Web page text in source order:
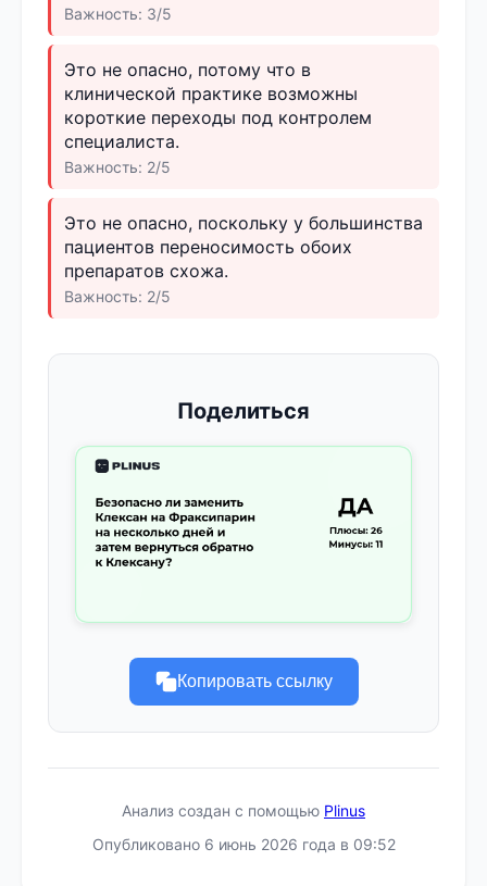
Важность: 3/5
Это не опасно, потому что в
клинической практике возможны
короткие переходы под контролем
специалиста.
Важность: 2/5
Это не опасно, поскольку у большинства
пациентов переносимость обоих
препаратов схожа.
Важность: 2/5
Поделиться
Копировать ссылку
Анализ создан с помощью Plinus
Опубликовано 6 июнь 2026 года в 09:52